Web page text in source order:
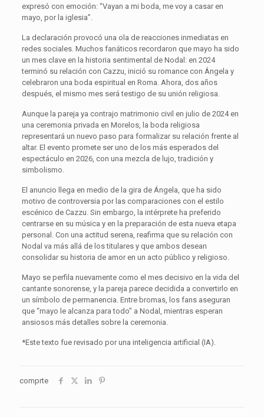
expresó con emoción: “Vayan a mi boda, me voy a casar en
mayo, por la iglesia”.
La declaración provocó una ola de reacciones inmediatas en
redes sociales. Muchos fanáticos recordaron que mayo ha sido
un mes clave en la historia sentimental de Nodal: en 2024
terminó su relación con Cazzu, inició su romance con Ángela y
celebraron una boda espiritual en Roma. Ahora, dos años
después, el mismo mes será testigo de su unión religiosa.
Aunque la pareja ya contrajo matrimonio civil en julio de 2024 en
una ceremonia privada en Morelos, la boda religiosa
representará un nuevo paso para formalizar su relación frente al
altar. El evento promete ser uno de los más esperados del
espectáculo en 2026, con una mezcla de lujo, tradición y
simbolismo.
El anuncio llega en medio de la gira de Ángela, que ha sido
motivo de controversia por las comparaciones con el estilo
escénico de Cazzu. Sin embargo, la intérprete ha preferido
centrarse en su música y en la preparación de esta nueva etapa
personal. Con una actitud serena, reafirma que su relación con
Nodal va más allá de los titulares y que ambos desean
consolidar su historia de amor en un acto público y religioso.
Mayo se perfila nuevamente como el mes decisivo en la vida del
cantante sonorense, y la pareja parece decidida a convertirlo en
un símbolo de permanencia. Entre bromas, los fans aseguran
que “mayo le alcanza para todo” a Nodal, mientras esperan
ansiosos más detalles sobre la ceremonia.
*Este texto fue revisado por una inteligencia artificial (IA).
comprte